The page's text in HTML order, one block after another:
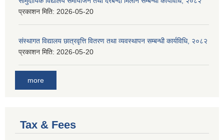
प्रकाशन मिति: 2026-05-20
संस्थागत विद्यालय छात्रवृत्ति वितरण तथा व्यवस्थापन सम्बन्धी कार्यविधि, २०८२
प्रकाशन मिति: 2026-05-20
more
Tax & Fees